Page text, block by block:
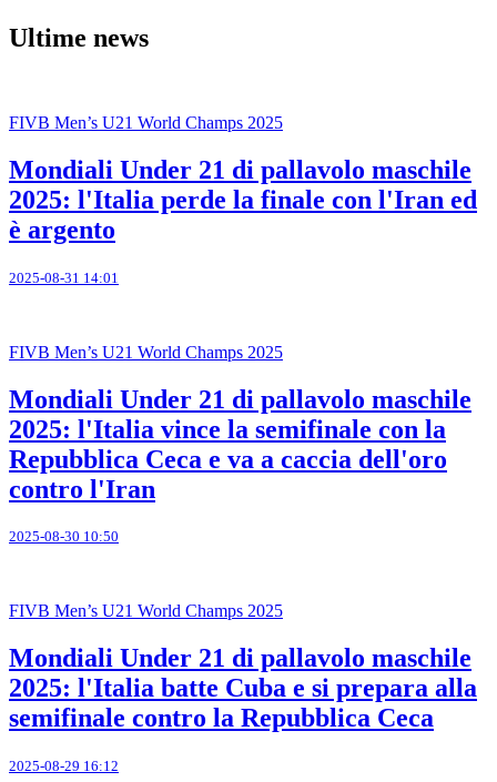
Ultime news
FIVB Men’s U21 World Champs 2025
Mondiali Under 21 di pallavolo maschile
2025: l'Italia perde la finale con l'Iran ed
è argento
2025-08-31 14:01
FIVB Men’s U21 World Champs 2025
Mondiali Under 21 di pallavolo maschile
2025: l'Italia vince la semifinale con la
Repubblica Ceca e va a caccia dell'oro
contro l'Iran
2025-08-30 10:50
FIVB Men’s U21 World Champs 2025
Mondiali Under 21 di pallavolo maschile
2025: l'Italia batte Cuba e si prepara alla
semifinale contro la Repubblica Ceca
2025-08-29 16:12